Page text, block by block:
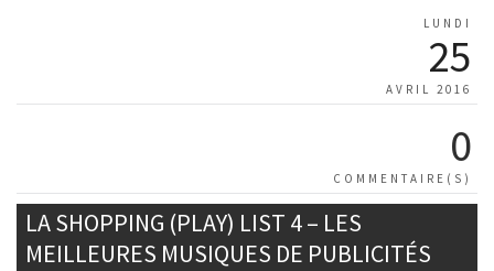
LUNDI
25
AVRIL 2016
0
COMMENTAIRE(S)
LA SHOPPING (PLAY) LIST 4 – LES
MEILLEURES MUSIQUES DE PUBLICITÉS